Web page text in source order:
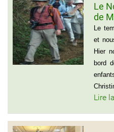
Le
de
Le
et
Hier
bord
Lire